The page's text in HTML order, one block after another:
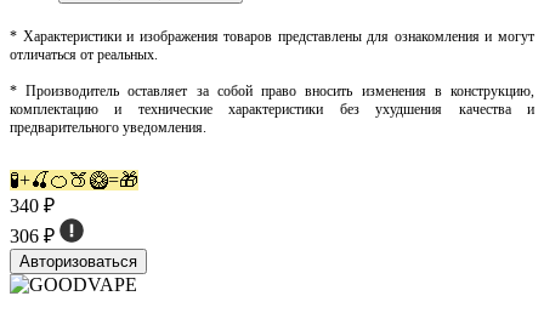
* Характеристики и изображения товаров представлены для ознакомления и могут
отличаться от реальных.
* Производитель оставляет за собой право вносить изменения в конструкцию,
комплектацию и технические характеристики без ухудшения качества и
предварительного уведомления.
🧪+🍒🍊🍑🥝=🎁
340 ₽
306 ₽
Авторизоваться